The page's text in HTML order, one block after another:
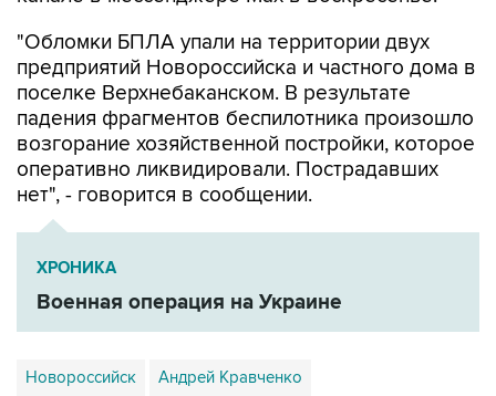
поселке Верхнебаканском. В результате
падения фрагментов беспилотника произошло
возгорание хозяйственной постройки, которое
оперативно ликвидировали. Пострадавших
нет", - говорится в сообщении.
ХРОНИКА
Военная операция на Украине
Новороссийск Андрей Кравченко